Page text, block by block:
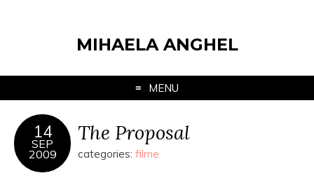
MIHAELA ANGHEL
MENU
14
SEP
2009
The Proposal
categories: filme